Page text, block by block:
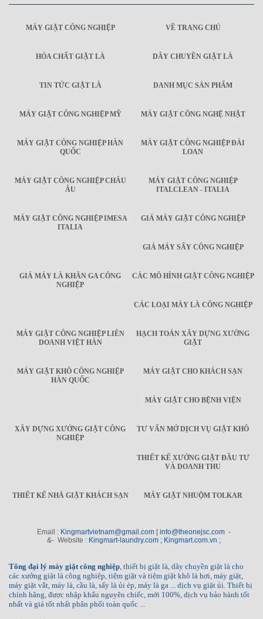
MÁY GIẶT CÔNG NGHIỆP VỀ TRANG CHỦ
HÓA CHẤT GIẶT LÀ DÂY CHUYỀN GIẶT LÀ
TIN TỨC GIẶT LÀ DANH MỤC SẢN PHẨM
MÁY GIẶT CÔNG NGHIỆP MỸ MÁY GIẶT CÔNG NGHỆ NHẬT
MÁY GIẶT CÔNG NGHIỆP HÀN
QUỐC
MÁY GIẶT CÔNG NGHIỆP ĐÀI
LOAN
MÁY GIẶT CÔNG NGHIỆP CHÂU
ÂU
MÁY GIẶT CÔNG NGHIỆP
ITALCLEAN - ITALIA
MÁY GIẶT CÔNG NGHIỆP IMESA
ITALIA
GIÁ MÁY GIẶT CÔNG NGHIỆP
GIÁ MÁY SẤY CÔNG NGHIỆP
GIÁ MÁY LÀ KHĂN GA CÔNG
NGHIỆP
CÁC MÔ HÌNH GIẶT CÔNG NGHIỆP
CÁC LOẠI MÁY LÀ CÔNG NGHIỆP
MÁY GIẶT CÔNG NGHIỆP LIÊN
DOANH VIỆT HÀN
HẠCH TOÁN XÂY DỰNG XƯỞNG
GIẶT
MÁY GIẶT KHÔ CÔNG NGHIỆP
HÀN QUỐC
MÁY GIẶT CHO KHÁCH SẠN
MÁY GIẶT CHO BỆNH VIỆN
XÂY DỰNG XƯỞNG GIẶT CÔNG
NGHIỆP
TƯ VẤN MỞ DỊCH VỤ GIẶT KHÔ
THIẾT KẾ XƯỞNG GIẶT ĐẦU TƯ
VÀ DOANH THU
THIẾT KẾ NHÀ GIẶT KHÁCH SẠN MÁY GIẶT NHUỘM TOLKAR
Email : Kingmartvietnam@gmail.com | info@theonejsc.com -
&- Website : Kingmart-laundry.com ; Kingmart.com.vn ;
Tổng đại lý máy giặt công nghiệp, thiết bị giặt là, dây chuyền giặt là cho
các xưởng giặt là công nghiệp, tiệm giặt và tiệm giặt khô là hơi, máy giặt,
máy giặt vắt, máy là, cầu là, sấy là ủi ép, máy là ga ... dịch vụ giặt ủi. Thiết bị
chính hãng, được nhập khẩu nguyên chiếc, mới 100%, dịch vụ bảo hành tốt
nhất và giá tốt nhất phân phối toàn quốc ...